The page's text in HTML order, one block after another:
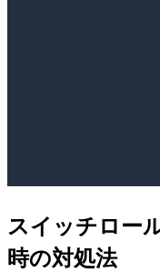
スイッチロー
時の対処法